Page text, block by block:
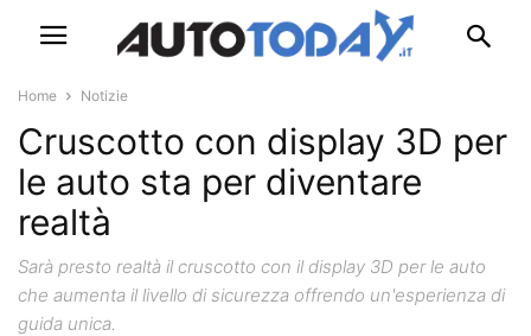
Home Notizie
Cruscotto con display 3D per
le auto sta per diventare
realtà
Sarà presto realtà il cruscotto con il display 3D per le auto
che aumenta il livello di sicurezza offrendo un'esperienza di
guida unica.